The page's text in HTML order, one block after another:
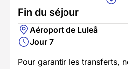
Fin du séjour
Aéroport de Luleå
Jour 7
Pour garantir les transferts,